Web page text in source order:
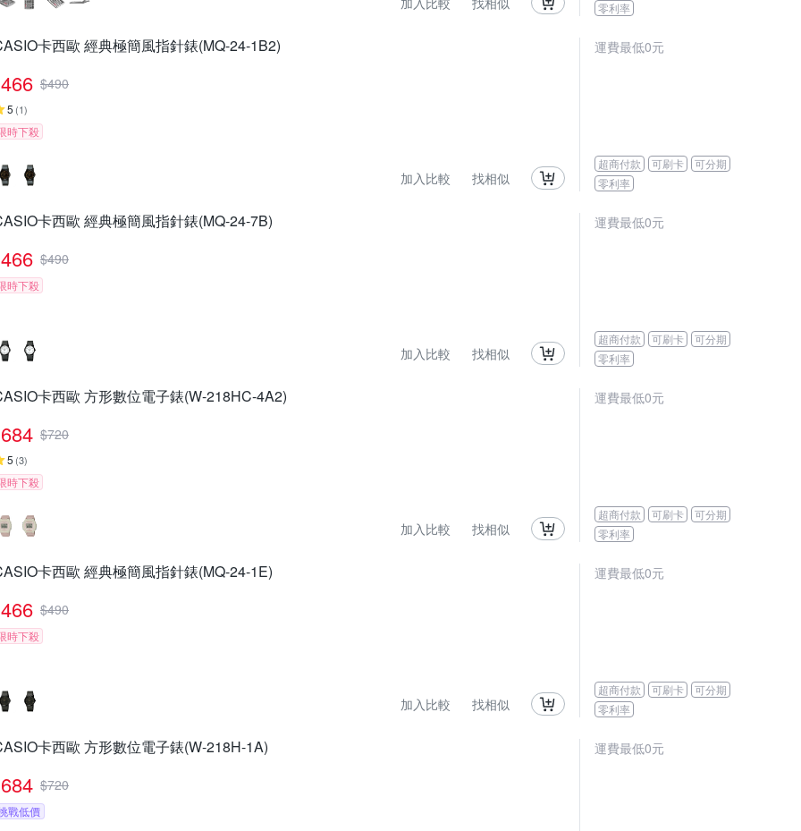
零利率
卡西歐 經典極簡風指針錶(MQ-24-1B2)
466 $490
5 (1)
時下殺
加入比較 找相似
運費最低0元
超商付款 可刷卡
可分期
零利率
卡西歐 經典極簡風指針錶(MQ-24-7B)
466 $490
時下殺
加入比較 找相似
運費最低0元
超商付款 可刷卡
可分期
零利率
卡西歐 方形數位電子錶(W-218HC-4A2)
684 $720
5 (3)
時下殺
加入比較 找相似
運費最低0元
超商付款 可刷卡
可分期
零利率
卡西歐 經典極簡風指針錶(MQ-24-1E)
466 $490
時下殺
加入比較 找相似
運費最低0元
超商付款 可刷卡
可分期
零利率
卡西歐 方形數位電子錶(W-218H-1A)
684 $720
戰低價
運費最低0元